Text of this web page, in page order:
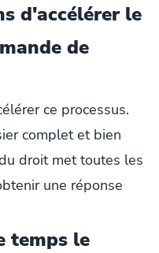
d'accélérer le
de
ce processus.
complet et bien
droit met toutes les
une réponse
temps le